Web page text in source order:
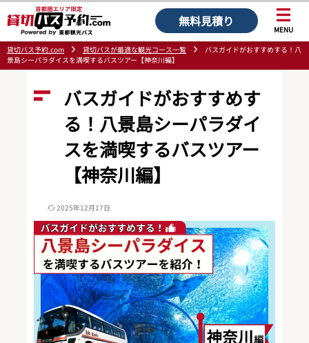
無料見積り
MENU
貸切バス予約.com
貸切バスが最適な観光コース一覧
バスガイドがおすすめする！八
景島シーパラダイスを満喫するバスツアー【神奈川編】
バスガイドがおすすめす
る！八景島シーパラダイ
スを満喫するバスツアー
【神奈川編】
2025年12月17日